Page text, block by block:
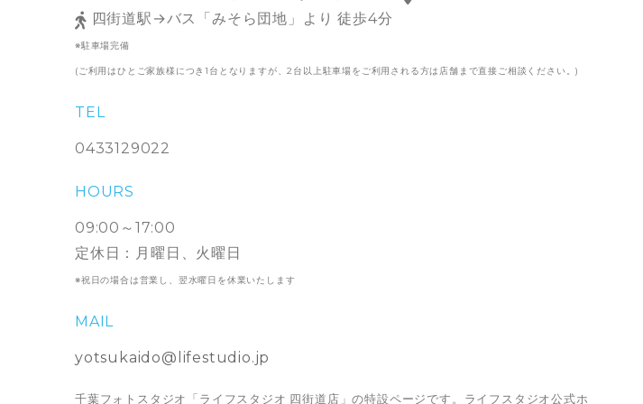
四街道駅→バス「みそら団地」より 徒歩4分
※駐車場完備
(ご利用はひとご家族様につき1台となりますが、2台以上駐車場をご利用される方は店舗まで直接ご相談ください。)
TEL
0433129022
HOURS
09:00～17:00
定休日：月曜日、火曜日
※祝日の場合は営業し、翌水曜日を休業いたします
MAIL
yotsukaido@lifestudio.jp
千葉フォトスタジオ「ライフスタジオ 四街道店」の特設ページです。ライフスタジオ公式ホ